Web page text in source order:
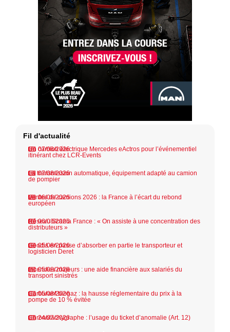
Fil d'actualité
07/08/2026
Un camion électrique Mercedes eActros pour l’événementiel
itinérant chez LCR-Events
07/08/2026
La transmission automatique, équipement adapté au camion
de pompier
06/08/2026
Ventes de camions 2026 : la France à l’écart du rebond
européen
06/08/2026
Réseau Scania France : « On assiste à une concentration des
distributeurs »
05/08/2026
Geodis en passe d’absorber en partie le transporteur et
logisticien Deret
05/08/2026
Incendies majeurs : une aide financière aux salariés du
transport sinistrés
05/08/2026
Carburant biogaz : la hausse réglementaire du prix à la
pompe de 10 % évitée
24/07/2026
Chronotachygraphe : l’usage du ticket d’anomalie (Art. 12)